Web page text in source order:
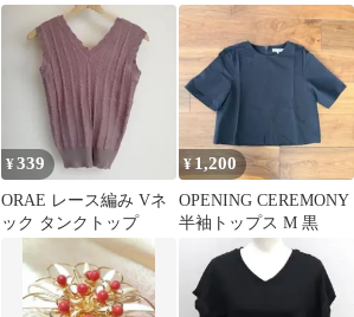
ヤードパンツ 個性的
ト 36
¥339
ORAE レース編み Vネ
ック タンクトップ
¥ 1,200
OPENING CEREMONY
半袖トップス M 黒